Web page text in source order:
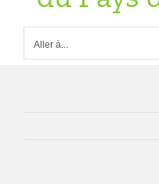
Aller à...